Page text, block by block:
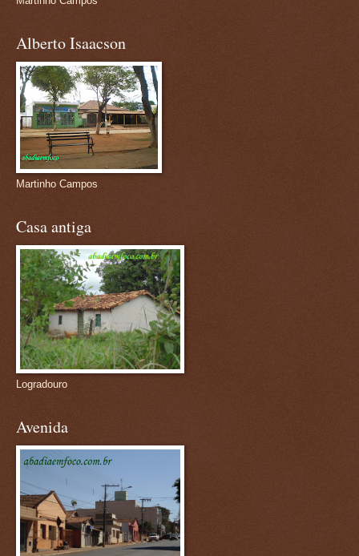
Alberto Isaacson
Martinho Campos
Casa antiga
Logradouro
Avenida